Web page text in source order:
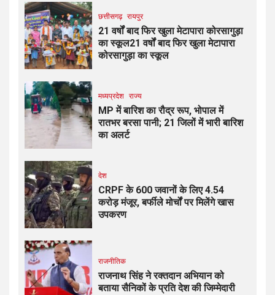
छत्तीसगढ़ रायपुर
21 वर्षों बाद फिर खुला मेटापारा कोरसागुड़ा
का स्कूल21 वर्षों बाद फिर खुला मेटापारा
कोरसागुड़ा का स्कूल
मध्यप्रदेश राज्य
MP में बारिश का रौद्र रूप, भोपाल में
रातभर बरसा पानी; 21 जिलों में भारी बारिश
का अलर्ट
देश
CRPF के 600 जवानों के लिए ₹4.54
करोड़ मंजूर, बर्फीले मोर्चों पर मिलेंगे खास
उपकरण
राजनीतिक
राजनाथ सिंह ने रक्तदान अभियान को
बताया सैनिकों के प्रति देश की जिम्मेदारी